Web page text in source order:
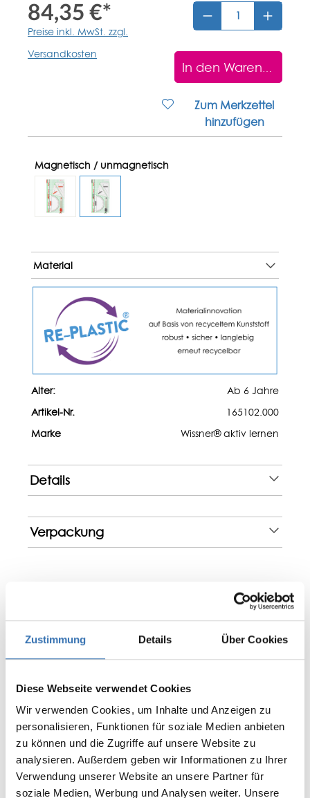
Zustimmung Details Über Cookies
Diese Webseite verwendet Cookies
Wir verwenden Cookies, um Inhalte und Anzeigen zu
personalisieren, Funktionen für soziale Medien anbieten
zu können und die Zugriffe auf unsere Website zu
analysieren. Außerdem geben wir Informationen zu Ihrer
Verwendung unserer Website an unsere Partner für
soziale Medien, Werbung und Analysen weiter. Unsere
84,35 €*
Preise inkl. MwSt. zzgl.
Versandkosten
In den Warenkorb
Zum Merkzettel
hinzufügen
Magnetisch / unmagnetisch
Material
Alter:
Ab 6 Jahre
Artikel-Nr.
165102.000
Marke
Wissner® aktiv lernen
Details
Verpackung
Durchschnittliche Bewertung von 0 von 5 Sternen
Bewerten Sie dieses Produkt!
Teilen Sie Ihre Erfahrungen mit anderen
Kunden.
Bewertung schreiben